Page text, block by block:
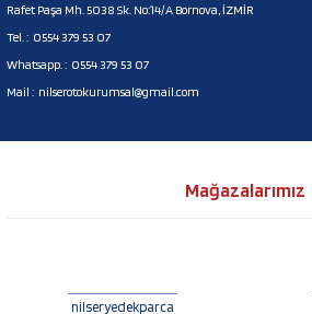
Rafet Paşa Mh. 5038 Sk. No:14/A Bornova, İZMİR
Tel. : 0554 379 53 07
Whatsapp. : 0554 379 53 07
Mail : nilserotokurumsal@gmail.com
Mağazalarımız
nilseryedekparca